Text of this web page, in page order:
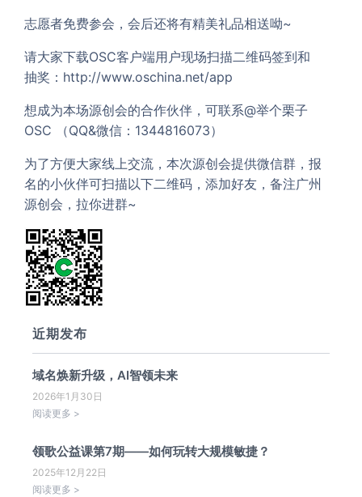
志愿者免费参会，会后还将有精美礼品相送呦~
请大家下载OSC客户端用户现场扫描二维码签到和
抽奖：http://www.oschina.net/app
想成为本场源创会的合作伙伴，可联系@举个栗子
OSC （QQ&微信：1344816073）
为了方便大家线上交流，本次源创会提供微信群，报
名的小伙伴可扫描以下二维码，添加好友，备注广州
源创会，拉你进群~
近期发布
域名焕新升级，AI智领未来
2026年1月30日
阅读更多 >
领歌公益课第7期——如何玩转大规模敏捷？
2025年12月22日
阅读更多 >